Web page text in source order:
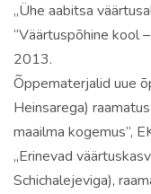
„Ühe aabitsa
“Väärtuspõhine kool
2013.
Õppematerjalid uue
Heinsarega)
maailma kogemus”,
„Erinevad
Schichalejeviga),